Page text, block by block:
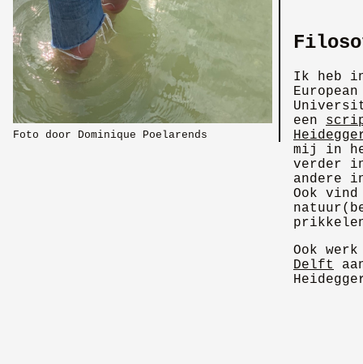
Foto door Dominique Poelarends
Ik heb
een
mij in
verder
andere
Ook
Ook
Delft